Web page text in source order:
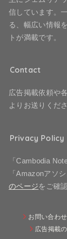
信しています。
る、幅広い情報
トが満載です。
Contact
広告掲載依頼や
よりお送りくだ
Privacy Policy
「Cambodia
「Amazonアソ
のページをご確
お問い合わ
広告掲載